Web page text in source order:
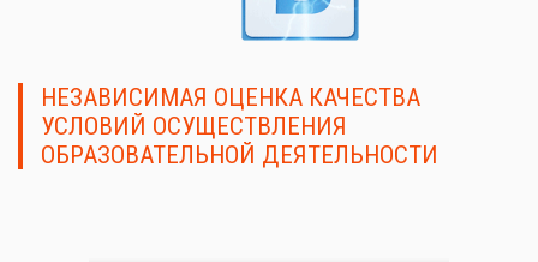
НЕЗАВИСИМАЯ ОЦЕНКА КАЧЕСТВА
УСЛОВИЙ ОСУЩЕСТВЛЕНИЯ
ОБРАЗОВАТЕЛЬНОЙ ДЕЯТЕЛЬНОСТИ